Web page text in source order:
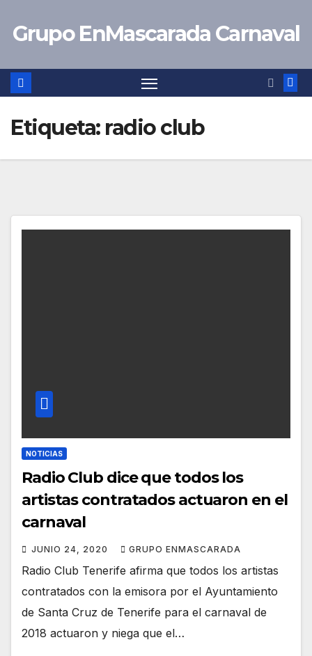
Grupo EnMascarada Carnaval
Etiqueta: radio club
NOTICIAS
Radio Club dice que todos los
artistas contratados actuaron en el
carnaval
JUNIO 24, 2020 GRUPO ENMASCARADA
Radio Club Tenerife afirma que todos los artistas
contratados con la emisora por el Ayuntamiento
de Santa Cruz de Tenerife para el carnaval de
2018 actuaron y niega que el…